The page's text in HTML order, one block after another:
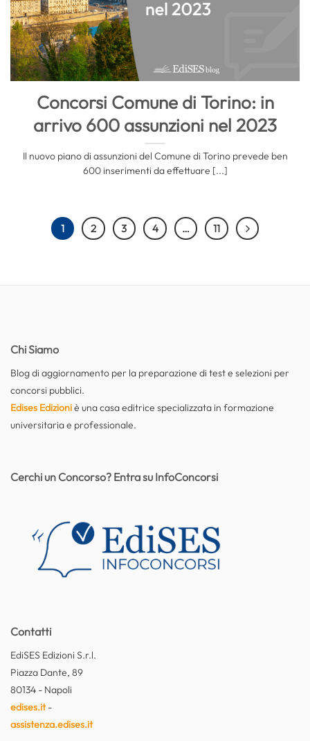
Concorsi Comune di Torino: in
arrivo 600 assunzioni nel 2023
Il nuovo piano di assunzioni del Comune di Torino prevede ben
600 inserimenti da effettuare [...]
1 2 3 4 … 11
Chi Siamo
Blog di aggiornamento per la preparazione di test e selezioni per
concorsi pubblici.
Edises Edizioniè una casa editrice specializzata in formazione
universitaria e professionale.
Contatti
EdiSES Edizioni S.r.l.
Piazza Dante, 89
80134 - Napoli
edises.it-
assistenza.edises.it
Cerchi un Concorso? Entra su InfoConcorsi